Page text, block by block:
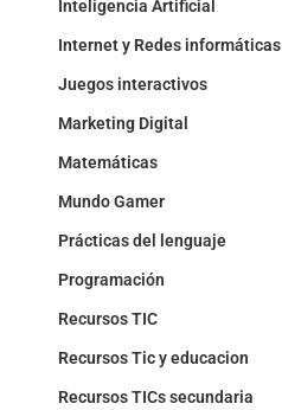
Inteligencia Artificial
Internet y Redes informáticas
Juegos interactivos
Marketing Digital
Matemáticas
Mundo Gamer
Prácticas del lenguaje
Programación
Recursos TIC
Recursos Tic y educacion
Recursos TICs secundaria